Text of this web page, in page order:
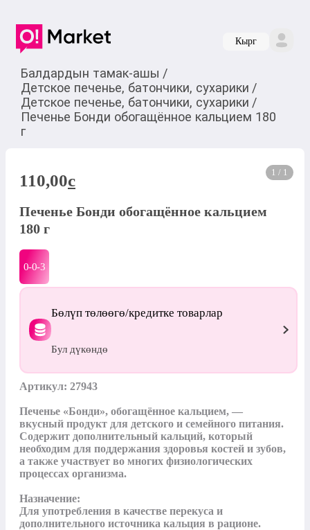
Кырг
Балдардын тамак-ашы /
Детское печенье, батончики, сухарики /
Детское печенье, батончики, сухарики /
Печенье Бонди обогащённое кальцием 180
г
1 / 1
110,00c
Печенье Бонди обогащённое кальцием
180 г
0-0-3
Бөлүп төлөөгө/кредитке товарлар
Бул дүкөндө
Артикул: 27943
Печенье «Бонди», обогащённое кальцием, —
вкусный продукт для детского и семейного питания.
Содержит дополнительный кальций, который
необходим для поддержания здоровья костей и зубов,
а также участвует во многих физиологических
процессах организма.
Назначение:
Для употребления в качестве перекуса и
дополнительного источника кальция в рационе.